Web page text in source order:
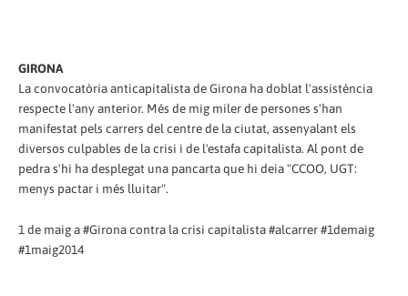
GIRONA
La convocatòria anticapitalista de Girona ha doblat l'assistència
respecte l'any anterior. Més de mig miler de persones s'han
manifestat pels carrers del centre de la ciutat, assenyalant els
diversos culpables de la crisi i de l'estafa capitalista. Al pont de
pedra s'hi ha desplegat una pancarta que hi deia "CCOO, UGT:
menys pactar i més lluitar".
1 de maig a #Girona contra la crisi capitalista #alcarrer #1demaig
#1maig2014